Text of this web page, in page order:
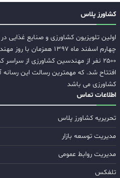
کشاورز پلاس
اولین تلویزیون کشاورزی و صنایع غذایی
چهارم اسفند ماه ۱۳۹۷
۲۵۰۰ نفر از مهندسین کشاورزی از
افتتاح شد. که مهمترین رسالت این رسانه
کشاورزی می باشد
اطلاعات تماس
تحریریه کشاورز پلاس
مدیریت توسعه بازار
مدیریت روابط عمومی
تلفکس